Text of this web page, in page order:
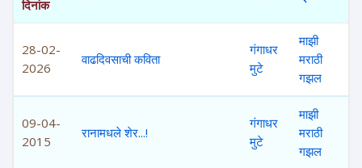
दिनांक
28-02-
2026
वाढदिवसाची कविता
गंगाधर
मुटे
माझी
मराठी
गझल
09-04-
2015
रानामधले शेर...!
गंगाधर
मुटे
माझी
मराठी
गझल